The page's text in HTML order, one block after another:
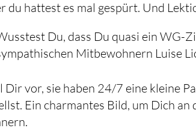
du hattest es mal gespürt. Und
Du, dass Du quasi ein WG-
Mitbewohnern Luise
Dir vor, sie haben 24/7 eine kleine
Ein charmantes Bild, um Dich